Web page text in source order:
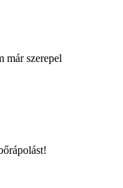
már szerepel